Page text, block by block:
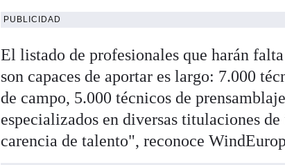
PUBLICIDAD
El listado de profesionales que harán
son capaces de aportar es largo: 7.000
de campo, 5.000 técnicos de
especializados en diversas titulaciones
carencia de talento", reconoce